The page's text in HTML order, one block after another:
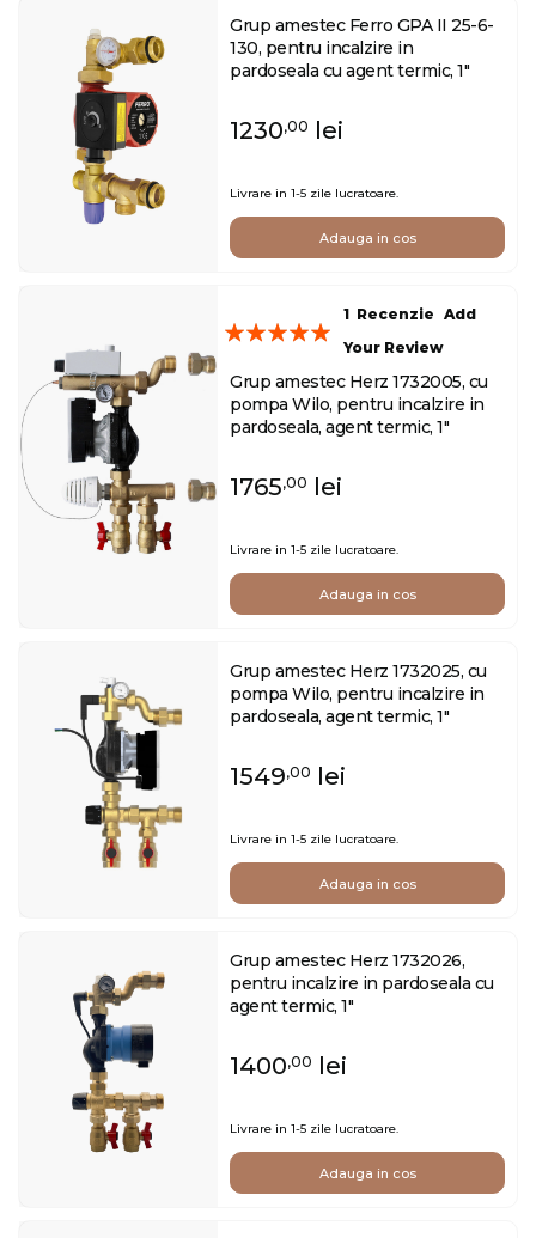
Grup amestec Ferro GPA II 25-6-
130, pentru incalzire in
pardoseala cu agent termic, 1"
1230,00 lei
Livrare in 1-5 zile lucratoare.
Adauga in cos
Grup amestec Herz 1732005, cu
pompa Wilo, pentru incalzire in
pardoseala, agent termic, 1"
Evaluare:
100
% of100
1 Recenzie
Add
Your Review
1765,00 lei
Livrare in 1-5 zile lucratoare.
Adauga in cos
Grup amestec Herz 1732025, cu
pompa Wilo, pentru incalzire in
pardoseala, agent termic, 1"
1549,00 lei
Livrare in 1-5 zile lucratoare.
Adauga in cos
Grup amestec Herz 1732026,
pentru incalzire in pardoseala cu
agent termic, 1"
1400,00 lei
Livrare in 1-5 zile lucratoare.
Adauga in cos